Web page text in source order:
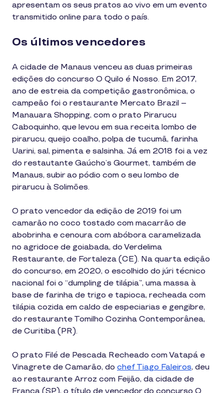
apresentam os seus pratos ao vivo em um evento
transmitido online para todo o país.
Os últimos vencedores
A cidade de Manaus venceu as duas primeiras
edições do concurso O Quilo é Nosso. Em 2017,
ano de estreia da competição gastronômica, o
campeão foi o restaurante Mercato Brazil –
Manauara Shopping, com o prato Pirarucu
Caboquinho, que levou em sua receita lombo de
pirarucu, queijo coalho, polpa de tucumã, farinha
Uarini, sal, pimenta e salsinha. Já em 2018 foi a vez
do restautante Gaúcho’s Gourmet, também de
Manaus, subir ao pódio com o seu lombo de
pirarucu à Solimões.
O prato vencedor da edição de 2019 foi um
camarão no coco tostado com macarrão de
abobrinha e cenoura com abóbora caramelizada
no agridoce de goiabada, do Verdelima
Restaurante, de Fortaleza (CE). Na quarta edição
do concurso, em 2020, o escolhido do júri técnico
nacional foi o “dumpling de tilápia”, uma massa à
base de farinha de trigo e tapioca, recheada com
tilápia cozida em caldo de especiarias e gengibre,
do restaurante Tomilho Cozinha Contemporânea,
de Curitiba (PR).
O prato Filé de Pescada Recheado com Vatapá e
Vinagrete de Camarão, do chef Tiago Faleiros, deu
ao restaurante Arroz com Feijão, da cidade de